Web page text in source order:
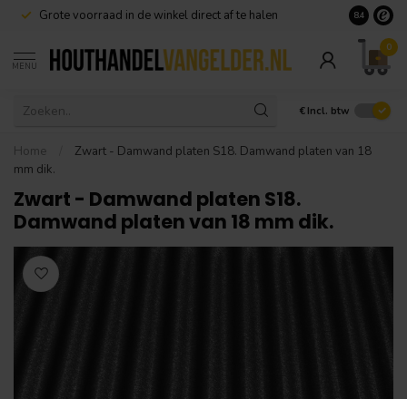
Grote voorraad in de winkel direct af te halen 8.4
MENU
0
€ Incl. btw
Home
Zwart - Damwand platen S18. Damwand platen van 18
mm dik.
Zwart - Damwand platen S18.
Damwand platen van 18 mm dik.